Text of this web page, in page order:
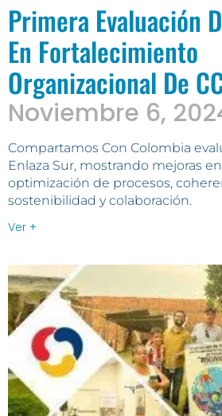
Primera Evaluación
En Fortalecimiento
Organizacional De
Noviembre 6,
Compartamos Con Colombia
Enlaza Sur, mostrando mejoras
optimización de procesos,
sostenibilidad y colaboración.
Ver +